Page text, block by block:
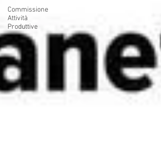
Commissione
Attività
Produttive